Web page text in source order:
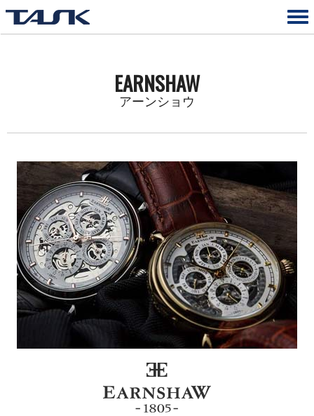
EARNSHAW
アーンショウ